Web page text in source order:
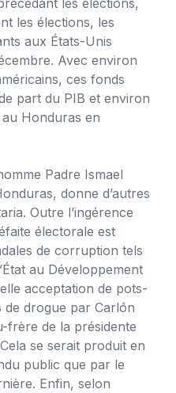
les élections, les
aux États-Unis
Avec environ
ces fonds
part du PIB et environ
Honduras en
Padre Ismael
donne d’autres
Outre l’ingérence
électorale est
de corruption tels
au Développement
acceptation de pots-
de drogue par Carlón
frère de la présidente
se serait produit en
public que par le
Enfin, selon